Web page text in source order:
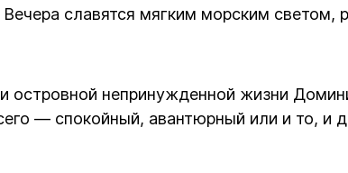
славятся мягким морским
непринужденной жизни
— спокойный, авантюрный или и то, и